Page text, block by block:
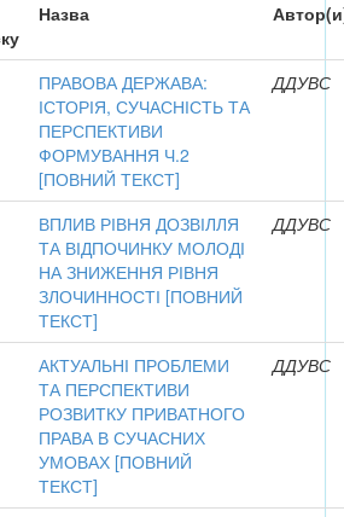
Назва
ПРАВОВА ДЕРЖАВА:
ІСТОРІЯ, СУЧАСНІСТЬ ТА
ПЕРСПЕКТИВИ
ФОРМУВАННЯ Ч.2
[ПОВНИЙ ТЕКСТ]
ДДУВС
ВПЛИВ РІВНЯ ДОЗВІЛЛЯ
ТА ВІДПОЧИНКУ МОЛОДІ
НА ЗНИЖЕННЯ РІВНЯ
ЗЛОЧИННОСТІ [ПОВНИЙ
ТЕКСТ]
ДДУВС
АКТУАЛЬНІ ПРОБЛЕМИ
ТА ПЕРСПЕКТИВИ
РОЗВИТКУ ПРИВАТНОГО
ПРАВА В СУЧАСНИХ
УМОВАХ [ПОВНИЙ
ТЕКСТ]
ДДУВС